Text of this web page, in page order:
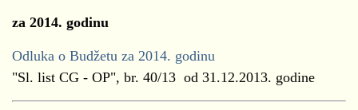
za 2014. godinu
Odluka o Budžetu za 2014. godinu
"Sl. list CG - OP", br. 40/13 od 31.12.2013. godine